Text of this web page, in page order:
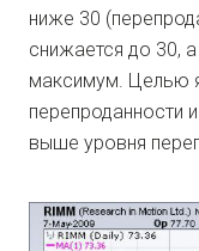
ниже 30
снижается до 30,
максимум. Целью
перепроданности
выше уровня